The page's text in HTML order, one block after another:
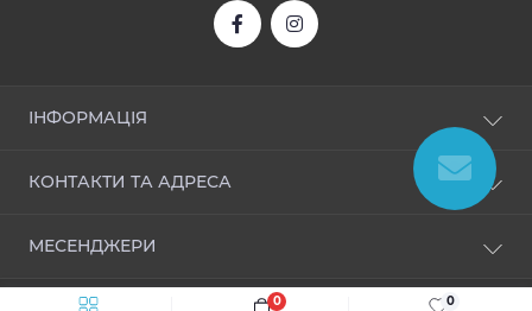
0
0
ІНФОРМАЦІЯ
Доставка і оплата
Політика безпеки
КОНТАКТИ ТА АДРЕСА
МЕСЕНДЖЕРИ
Telegram